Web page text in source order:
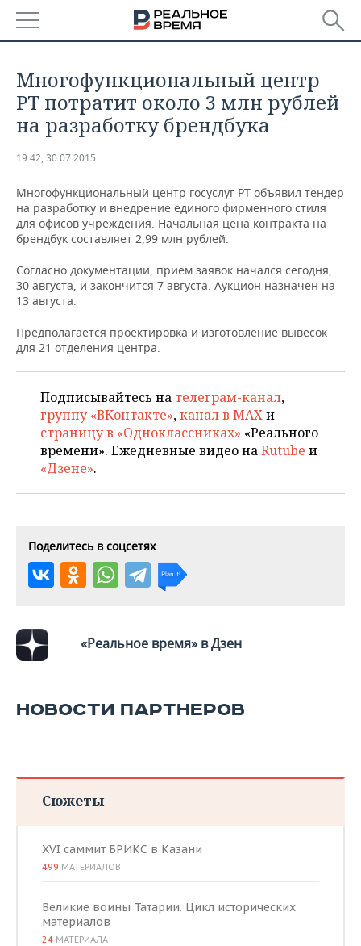
БАШКОРТОСТАН
ТАТАРСТАН
НОВОСТИ
АНАЛИТИКА
ДЕКЛАРАЦИИ О ДОХОДАХ
КОРОЛИ ГОСЗАКАЗА ПФО
ВУЗЫ ТАТАРСТАНА
ТОРГОВЫЕ ЦЕНТРЫ
ТАТАРСТАНА
НОВОСТИ ЭКОНОМИКИ
ФИНАНСЫ
БАНКИ
ИНВЕСТИЦИИ
ПРОМЫШЛЕННОСТЬ
НОВОСТИ
АГРОПРОМ
МАШИНОСТРОЕНИЕ
НЕФТЬ
ОПК
ЭНЕРГЕТИКА
НЕДВИЖИМОСТЬ
НОВОСТИ НЕДВИЖИМОСТИ
АВТО
НОВОСТИ БИЗНЕСА
РОЗНИЧНАЯ ТОРГОВЛЯ
ТРАНСПОРТ
УСЛУГИ
ТЕХНОЛОГИИ
НОВОСТИ ТЕХНОЛОГИЙ
МЕДИА
МЕРОПРИЯТИЯ
НОВОСТИ МЕРОПРИЯТИЙ
ВЫЕЗДНАЯ РЕДАКЦИЯ
ONLINE-КОНФЕРЕНЦИИ
ОТКРЫТАЯ ЛЕКЦИЯ
СПОРТ
НОВОСТИ СПОРТА
ХОККЕЙ
БАСКЕТБОЛ
КИБЕРСПОРТ
ОБЩЕСТВО
ВЛАСТЬ
ИНФРАСТРУКТУРА
КУЛЬТУРА
СЮЖЕТЫ
СПРАВОЧНИК
СПИСОК КОМПАНИЙ
Многофункциональный центр
РТ потратит около 3 млн рублей
на разработку брендбука
19:42, 30.07.2015
Многофункциональный центр госуслуг РТ объявил тендер
на разработку и внедрение единого фирменного стиля
для офисов учреждения. Начальная цена контракта на
брендбук составляет 2,99 млн рублей.
Согласно документации, прием заявок начался сегодня,
30 августа, и закончится 7 августа. Аукцион назначен на
13 августа.
Предполагается проектировка и изготовление вывесок
для 21 отделения центра.
Подписывайтесь на телеграм-канал,
группу «ВКонтакте»,канал в MAXи
страницу в «Одноклассниках» «Реального
времени». Ежедневные видео наRutube и
«Дзене».
Поделитесь в соцсетях
«Реальное время» в Дзен
НОВОСТИ ПАРТНЕРОВ
Сюжеты
XVI саммит БРИКС в Казани
499 МАТЕРИАЛОВ
Великие воины Татарии. Цикл исторических
материалов
24 МАТЕРИАЛА